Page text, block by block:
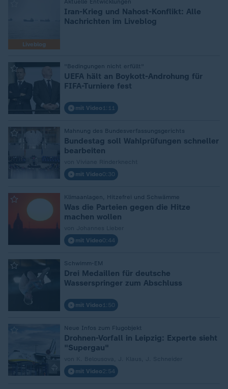
Liveblog
Aktuelle Entwicklungen
Iran-Krieg und Nahost-Konflikt: Alle
Nachrichten im Liveblog
"Bedingungen nicht erfüllt"
UEFA hält an Boykott-Androhung für
FIFA-Turniere fest
mit Video 1:11
Mahnung des Bundesverfassungsgerichts
Bundestag soll Wahlprüfungen schneller
bearbeiten
mit Video0:30
Klimaanlagen, Hitzefrei und Schwämme
Was die Parteien gegen die Hitze
machen wollen
mit Video0:44
Schwimm-EM
Drei Medaillen für deutsche
Wasserspringer zum Abschluss
mit Video 1:50
Neue Infos zum Flugobjekt
Drohnen-Vorfall in Leipzig: Experte sieht
"Supergau"
mit Video2:54